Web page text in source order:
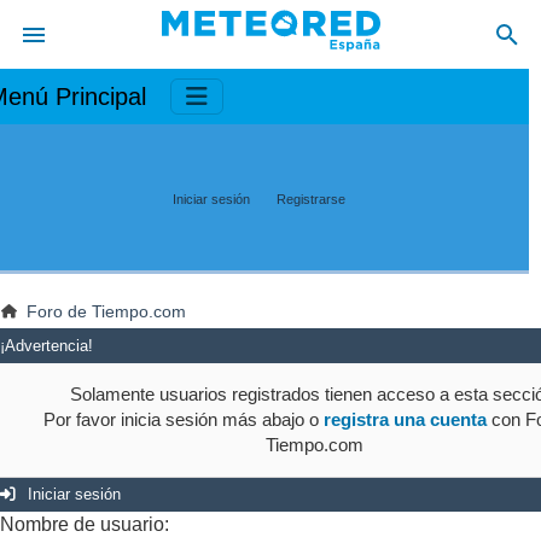
Principal
Iniciar sesión Registrarse
Foro de Tiempo.com
¡Advertencia!
Solamente usuarios registrados tienen acceso a esta
Por favor inicia sesión más abajo o registra una cuentacon
Tiempo.com
Iniciar sesión
Nombre de usuario: